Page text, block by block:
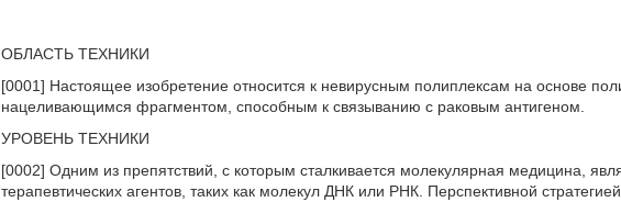
ОБЛАСТЬ ТЕХНИКИ
[0001] Настоящее изобретение относится к невирусным полиплексам на основе
нацеливающимся фрагментом, способным к связыванию с раковым антигеном.
УРОВЕНЬ ТЕХНИКИ
[0002] Одним из препятствий, с которым сталкивается молекулярная медицина,
терапевтических агентов, таких как молекул ДНК или РНК. Перспективной